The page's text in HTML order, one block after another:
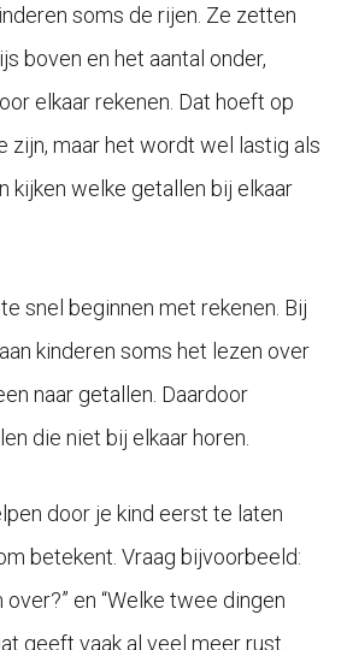
soms de rijen. Ze zetten
boven en het aantal onder,
elkaar rekenen. Dat hoeft op
zijn, maar het wordt wel lastig als
kijken welke getallen bij elkaar
snel beginnen met rekenen. Bij
kinderen soms het lezen over
naar getallen. Daardoor
die niet bij elkaar horen.
door je kind eerst te laten
betekent. Vraag bijvoorbeeld:
over?” en “Welke twee dingen
geeft vaak al veel meer rust.